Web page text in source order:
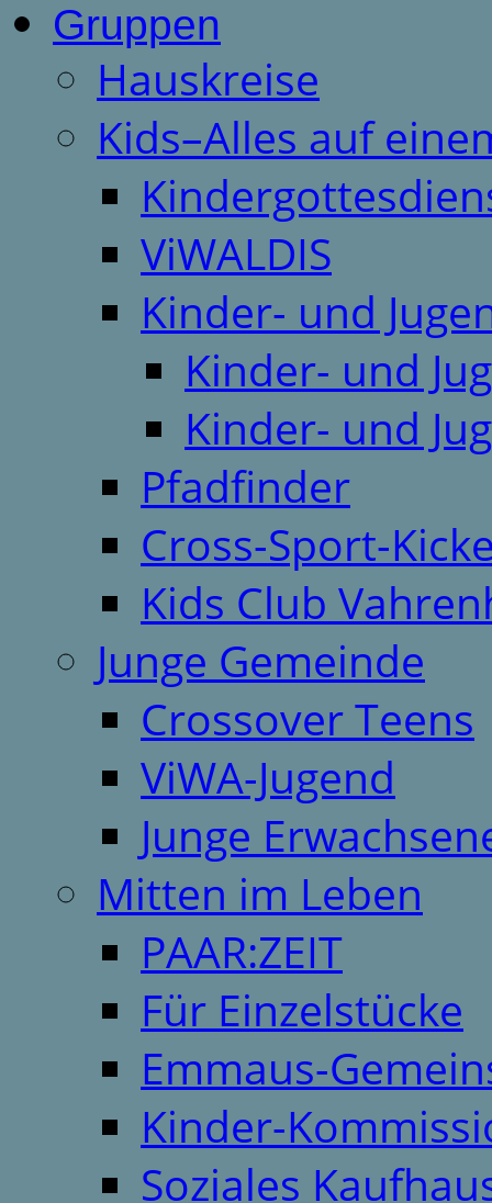
Gruppen
Hauskreise
Kids–Alles auf
ViWALDIS
Kinder- und
Kinder- und
Kinder- und
Pfadfinder
Cross-Sport-
Kids Club
Junge Gemeinde
Crossover Teens
ViWA-Jugend
Junge
Mitten im Leben
PAAR:ZEIT
Für Einzelstücke
Emmaus-
Kinder-
Soziales